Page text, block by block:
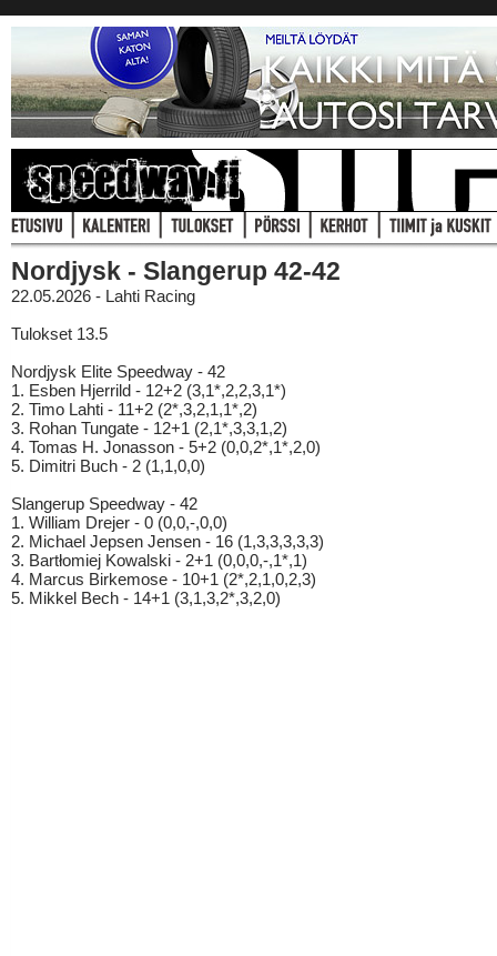
Nordjysk - Slangerup 42-42
22.05.2026 - Lahti Racing
Tulokset 13.5
Nordjysk Elite Speedway - 42
1. Esben Hjerrild - 12+2 (3,1*,2,2,3,1*)
2. Timo Lahti - 11+2 (2*,3,2,1,1*,2)
3. Rohan Tungate - 12+1 (2,1*,3,3,1,2)
4. Tomas H. Jonasson - 5+2 (0,0,2*,1*,2,0)
5. Dimitri Buch - 2 (1,1,0,0)
Slangerup Speedway - 42
1. William Drejer - 0 (0,0,-,0,0)
2. Michael Jepsen Jensen - 16 (1,3,3,3,3,3)
3. Bartłomiej Kowalski - 2+1 (0,0,0,-,1*,1)
4. Marcus Birkemose - 10+1 (2*,2,1,0,2,3)
5. Mikkel Bech - 14+1 (3,1,3,2*,3,2,0)